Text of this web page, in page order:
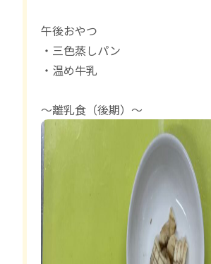
午後おやつ
・三色蒸しパン
・温め牛乳
〜離乳食（後期）〜